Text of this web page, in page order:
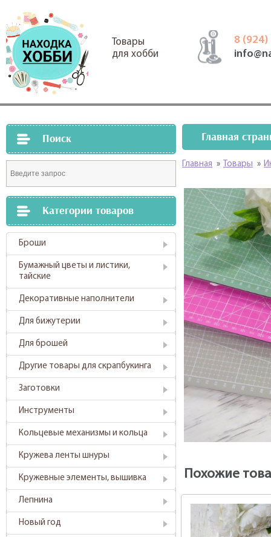
Товары
для хобби
8 (924)
Поиск
Категории товаров
Броши
Бумажный цветы и листики,
тайские
Декоративные наполнители
Для бижутерии
Для брошей
Другие товары для скрапбукинга
Заготовки
Инструменты
Кольцевые механизмы и кольца
Кружева ленты шнуры
Кружевные элементы, вышивка
Лепнина
Новый год
Главная
Главная » Товары »
Похожие